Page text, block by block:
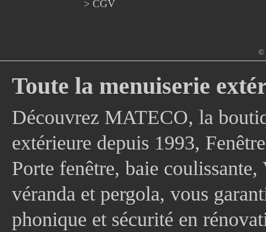
> CGV
©
Toute la menuiserie
Découvrez MATECO, la
extérieure depuis 1993,
Porte fenêtre, baie
véranda et pergola, vous
phonique et sécurité en